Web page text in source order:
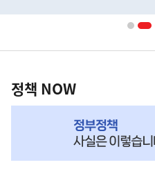
영
책
NOW,
정책 NOW